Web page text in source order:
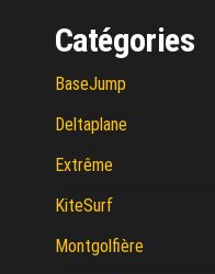
Catégories
BaseJump
Deltaplane
Extrême
KiteSurf
Montgolfière